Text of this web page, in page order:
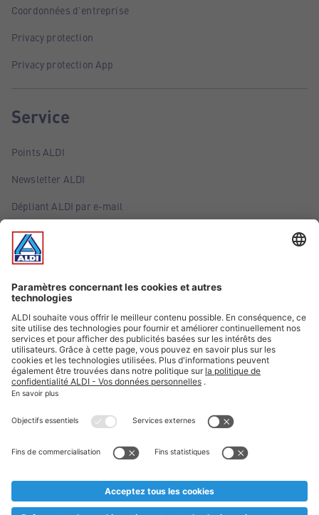
Coordonnées d'entreprise
Privacy protection
Privacy protection App
Service
Points ALDI
Newsletter ALDI
Dépliant ALDI par e-mail
Offres
Infos essentielles
Suivez ALDI Belgique
Textes marqués d'un astérisque et mentions légales
* Nous vendons ces articles temporairement et jusqu'à
au cas où, malgré le planning bien étudié, nous serions
prématurément en rupture de stock. Prix Recupel et TVA incl.
** Sur ce site, l’utilisation de la forme masculine a été adoptée